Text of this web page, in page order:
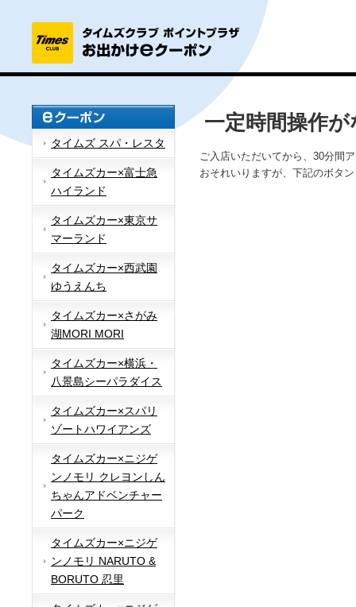
タイムズ スパ・レスタ
タイムズカー×富士急
ハイランド
タイムズカー×東京サ
マーランド
タイムズカー×西武園
ゆうえんち
タイムズカー×さがみ
湖MORI MORI
タイムズカー×横浜・
八景島シーパラダイス
タイムズカー×スパリ
ゾートハワイアンズ
タイムズカー×ニジゲ
ンノモリ クレヨンしん
ちゃんアドベンチャー
パーク
タイムズカー×ニジゲ
ンノモリ NARUTO &
BORUTO 忍里
一定時間操作
ご入店いただいてから、30分間
おそれいりますが、下記のボタ